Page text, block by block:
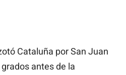
Cataluña por San Juan
antes de la